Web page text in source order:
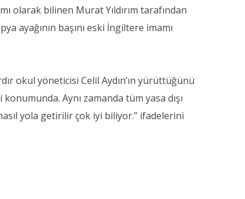
olarak bilinen Murat Yıldırım tarafından
ayağının başını eski İngiltere imamı
okul yöneticisi Celil Aydın’ın yürüttüğünü
Aynı zamanda tüm yasa dışı
yola getirilir çok iyi biliyor.” ifadelerini